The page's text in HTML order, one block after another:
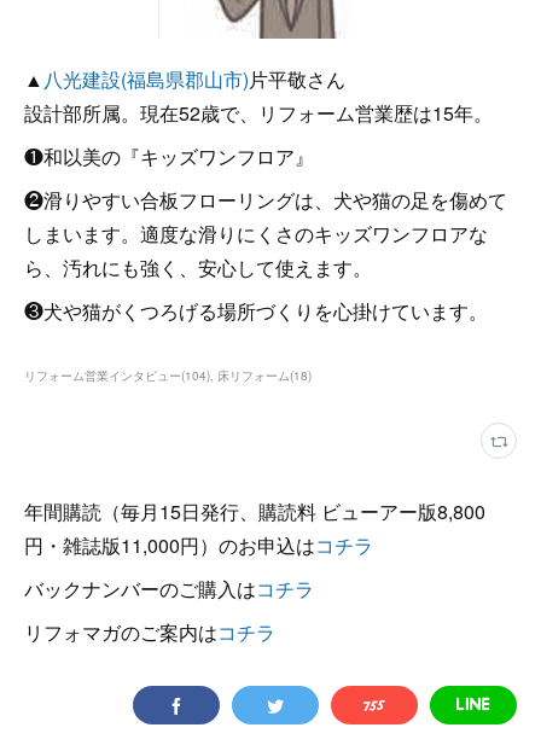
▲ 八光建設(福島県郡山市)片平敬さん
設計部所属。現在52歳で、リフォーム営業歴は15年。
❶和以美の『キッズワンフロア』
❷滑りやすい合板フローリングは、犬や猫の足を傷めて
しまいます。適度な滑りにくさのキッズワンフロアな
ら、汚れにも強く、安心して使えます。
❸犬や猫がくつろげる場所づくりを心掛けています。
リフォーム営業インタビュー(104) 床リフォーム(18)
年間購読（毎月15日発行、購読料 ビューアー版8,800
円・雑誌版11,000円）のお申込はコチラ
バックナンバーのご購入はコチラ
リフォマガのご案内はコチラ